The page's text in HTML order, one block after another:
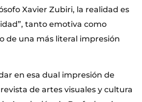
Xavier Zubiri, la realidad es
tanto emotiva como
de una más literal impresión
en esa dual impresión de
de artes visuales y cultura